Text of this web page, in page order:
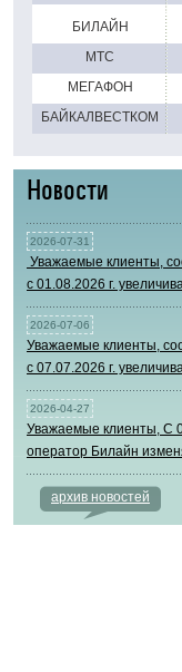
БИЛАЙН
МТС
МЕГАФОН
БАЙКАЛВЕСТКОМ
Новости
2026-07-31
Уважаемые клиенты,
с 01.08.2026 г.
2026-07-06
Уважаемые клиенты,
с 07.07.2026 г.
2026-04-27
Уважаемые клиенты, С
оператор Билайн
архив новостей